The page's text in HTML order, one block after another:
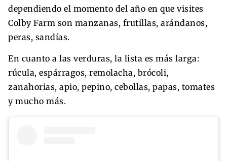
dependiendo el momento del año en que visites
Colby Farm son manzanas, frutillas, arándanos,
peras, sandías.
En cuanto a las verduras, la lista es más larga:
rúcula, espárragos, remolacha, brócoli,
zanahorias, apio, pepino, cebollas, papas, tomates
y mucho más.